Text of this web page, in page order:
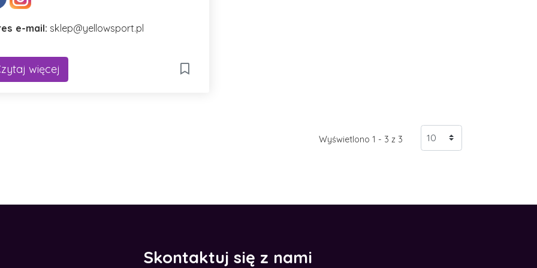
e-mail: sklep@yellowsport.pl
więcej
Wyświetlono 1 - 3 z 3
Skontaktuj się z nami